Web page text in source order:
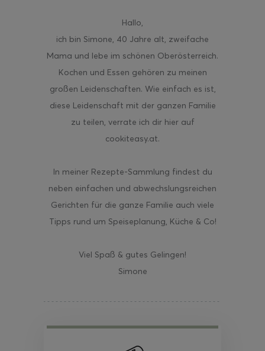
Hallo,
ich bin Simone, 40 Jahre alt, zweifache
Mama und lebe im schönen Oberösterreich.
Kochen und Essen gehören zu meinen
großen Leidenschaften. Wie einfach es ist,
diese Leidenschaft mit der ganzen Familie
zu teilen, verrate ich dir hier auf
cookiteasy.at.
In meiner Rezepte-Sammlung findest du
neben einfachen und abwechslungsreichen
Gerichten für die ganze Familie auch viele
Tipps rund um Speiseplanung, Küche & Co!
Viel Spaß & gutes Gelingen!
Simone